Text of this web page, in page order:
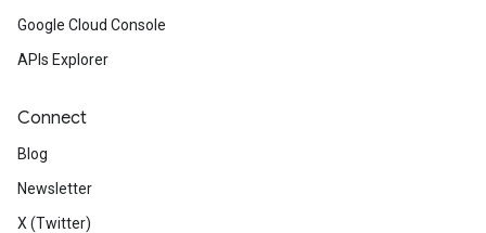
Google Cloud Console
APIs Explorer
Connect
Blog
Newsletter
X (Twitter)